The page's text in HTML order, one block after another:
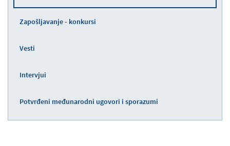
Zapošljavanje - konkursi
Vesti
Intervjui
Potvrđeni međunarodni ugovori i sporazumi